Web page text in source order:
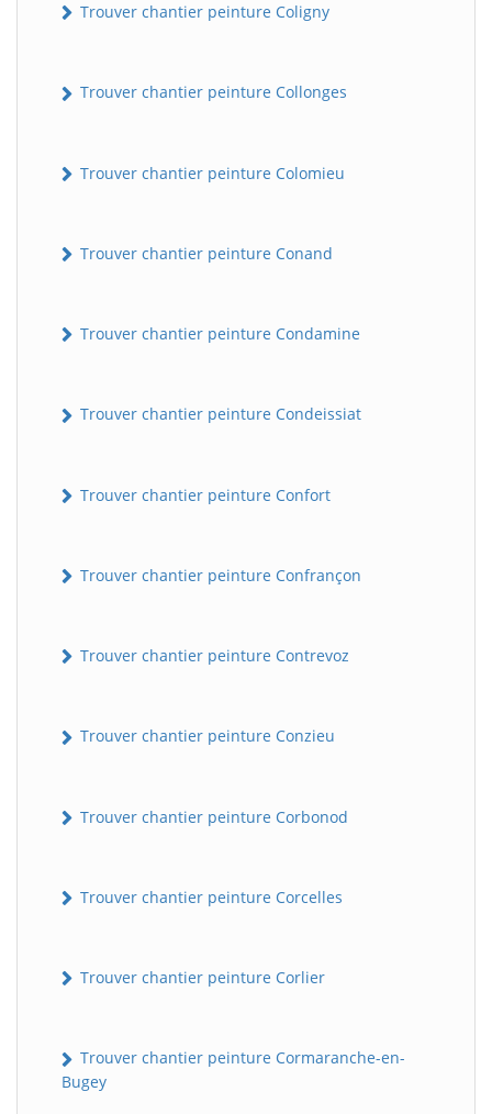
Trouver chantier peinture Coligny
Trouver chantier peinture Collonges
Trouver chantier peinture Colomieu
Trouver chantier peinture Conand
Trouver chantier peinture Condamine
Trouver chantier peinture Condeissiat
Trouver chantier peinture Confort
Trouver chantier peinture Confrançon
Trouver chantier peinture Contrevoz
Trouver chantier peinture Conzieu
Trouver chantier peinture Corbonod
Trouver chantier peinture Corcelles
Trouver chantier peinture Corlier
Trouver chantier peinture Cormaranche-en-
Bugey
B Assistant en ligne